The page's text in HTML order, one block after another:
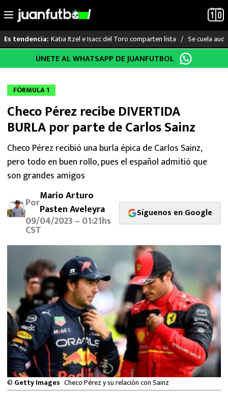
al
Es tendencia: Katia Itzel e Isacc del Toro comparten lista Se cuela
LO ÚLTIMO
LIGA MX
RAYADOS
ATLANTE
FUTBOL INTERNACIONAL
MEXICANOS EN EL EXTRANJERO
FUTBOL ESTUFA
FÓRMULA 1
BOXEO
LIGA MX
NFL
ÚNETE AL WHATSAPP DE JUANFUTBOL
FÓRMULA 1
Checo Pérez recibe DIVERTIDA
BURLA por parte de Carlos Sainz
Checo Pérez recibió una burla épica de Carlos Sainz,
pero todo en buen rollo, pues el español admitió que
son grandes amigos
PorMario Arturo
Pasten Aveleyra
09/04/2023 – 01:21hs
CST
Síguenos en Google
© Getty Images Checo Pérez y su relación con Sainz